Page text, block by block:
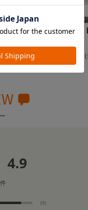
れないスト
ラクマグ
ロー 240
4.9
件
(9)